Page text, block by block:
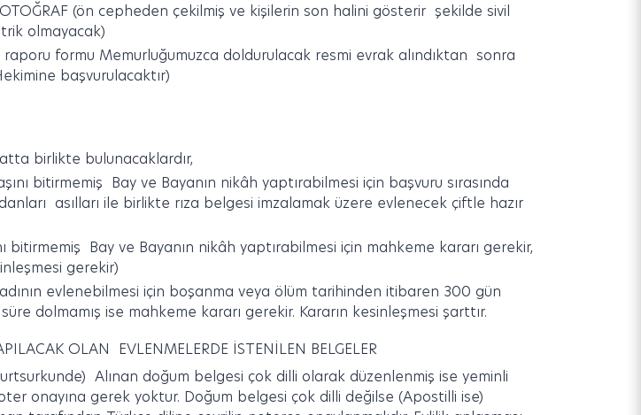
(ön cepheden çekilmiş ve kişilerin son halini gösterir şekilde sivil
olmayacak)
raporu formu Memurluğumuzca doldurulacak resmi evrak alındıktan sonra
başvurulacaktır)
birlikte bulunacaklardır,
bitirmemiş Bay ve Bayanın nikâh yaptırabilmesi için başvuru sırasında
asılları ile birlikte rıza belgesi imzalamak üzere evlenecek çiftle hazır
bitirmemiş Bay ve Bayanın nikâh yaptırabilmesi için mahkeme kararı gerekir,
gerekir)
evlenebilmesi için boşanma veya ölüm tarihinden itibaren 300 gün
dolmamış ise mahkeme kararı gerekir. Kararın kesinleşmesi şarttır.
OLAN EVLENMELERDE İSTENİLEN BELGELER
Alınan doğum belgesi çok dilli olarak düzenlenmiş ise yeminli
onayına gerek yoktur. Doğum belgesi çok dilli değilse (Apostilli ise)